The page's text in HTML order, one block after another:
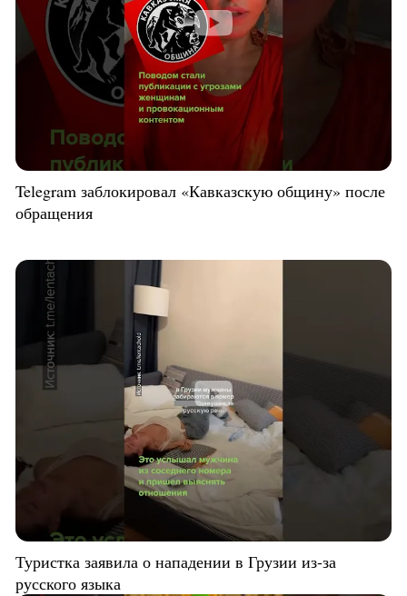
Telegram заблокировал «Кавказскую общину» после
обращения
Туристка заявила о нападении в Грузии из-за
русского языка